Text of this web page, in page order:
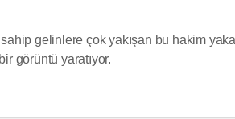
gelinlere çok yakışan bu hakim
görüntü yaratıyor.